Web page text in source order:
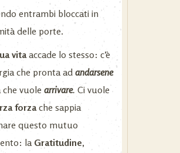
entrambi bloccati in
delle porte.
vitaaccade lo stesso: c’è
che pronta ad andarsene
vuole arrivare. Ci vuole
forzache sappia
questo mutuo
la Gratitudine,